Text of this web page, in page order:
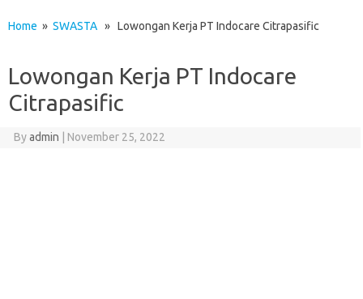
Home » SWASTA » Lowongan Kerja PT Indocare Citrapasific
Lowongan Kerja PT Indocare
Citrapasific
Byadmin November 25, 2022